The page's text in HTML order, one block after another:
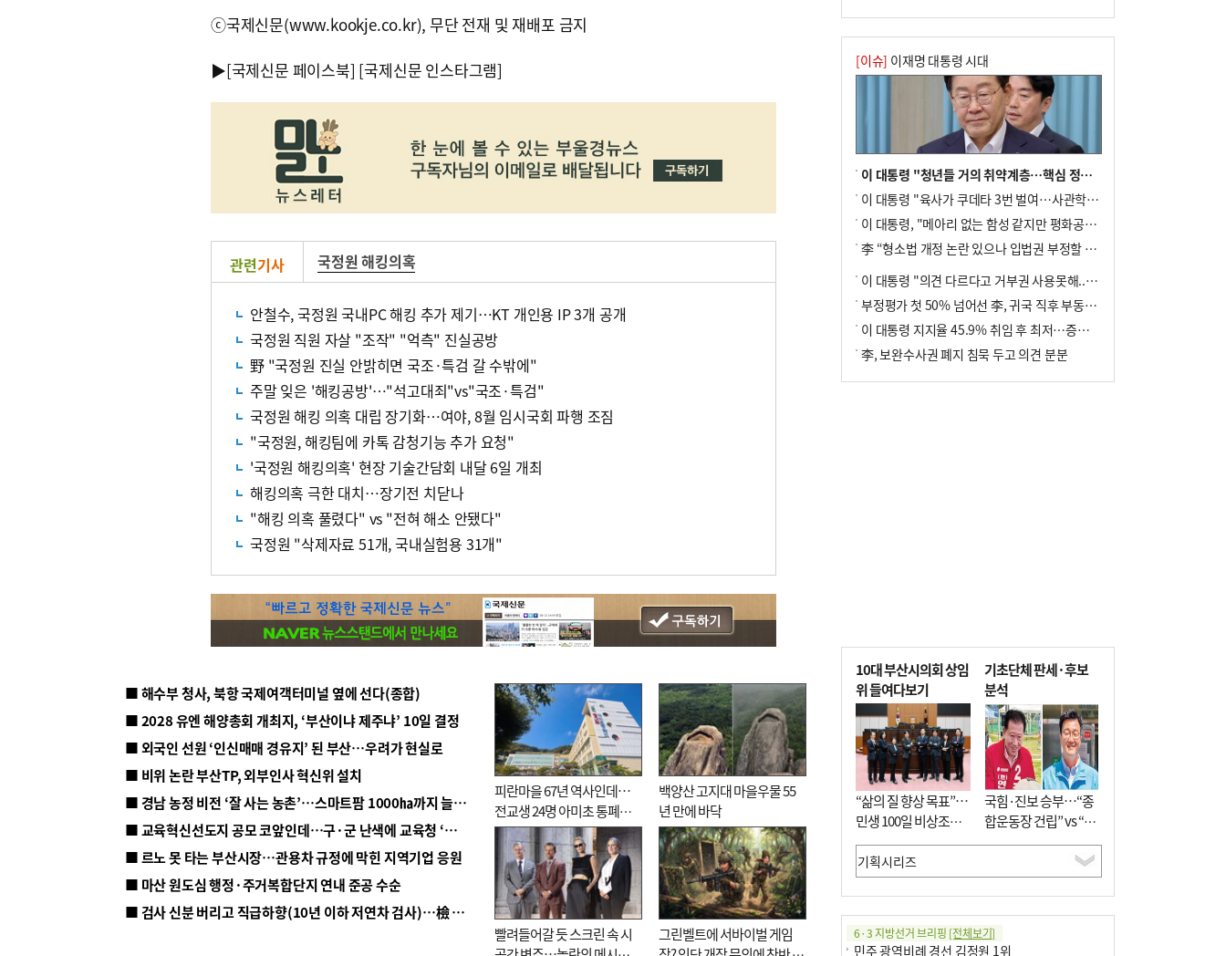
ⓒ국제신문(www.kookje.co.kr), 무단 전재 및 재배포 금지
▶[국제신문 페이스북] [국제신문 인스타그램]
관련기사 국정원 해킹의혹
안철수, 국정원 국내PC 해킹 추가 제기…KT 개인용 IP 3개 공개
국정원 직원 자살 "조작" "억측" 진실공방
野 "국정원 진실 안밝히면 국조·특검 갈 수밖에"
주말 잊은 '해킹공방'…"석고대죄"vs"국조·특검"
국정원 해킹 의혹 대립 장기화…여야, 8월 임시국회 파행 조짐
"국정원, 해킹팀에 카톡 감청기능 추가 요청"
'국정원 해킹의혹' 현장 기술간담회 내달 6일 개최
해킹의혹 극한 대치…장기전 치닫나
"해킹 의혹 풀렸다" vs "전혀 해소 안됐다"
국정원 "삭제자료 51개, 국내실험용 31개"
■ 해수부 청사, 북항 국제여객터미널 옆에 선다(종합)
■ 2028 유엔 해양총회 개최지, ‘부산이냐 제주냐’ 10일 결정
■ 외국인 선원 ‘인신매매 경유지’ 된 부산…우려가 현실로
■ 비위 논란 부산TP, 외부인사 혁신위 설치
■ 경남 농정 비전 ‘잘 사는 농촌’…스마트팜 1000㏊까지 늘린다
■ 교육혁신선도지 공모 코앞인데…구·군 난색에 교육청 ‘쩔쩔’
■ 르노 못 타는 부산시장…관용차 규정에 막힌 지역기업 응원
■ 마산 원도심 행정·주거복합단지 연내 준공 수순
■ 검사 신분 버리고 직급하향(10년 이하 저연차 검사)…檢 중수청행 기피
피란마을 67년 역사인데…
전교생 24명 아미초 통폐합
기로
백양산 고지대 마을우물 55
년 만에 바닥
빨려들어갈 듯 스크린 속 시
그린벨트에 서바이벌 게임
[이슈] 이재명 대통령 시대
이 대통령 "청년들 거의 취약계층…핵심 정책 재편""
이 대통령 "육사가 쿠데타 3번 벌여…사관학교 통합 신속히 추진"
이 대통령, "메아리 없는 함성 같지만 평화공존책 계속해야"
李 “형소법 개정 논란 있으나 입법권 부정할 만큼은 아냐”(종합)
이 대통령 "의견 다르다고 거부권 사용못해.. 입법권 부정할 상황이라 보기 어려워"
부정평가 첫 50% 넘어선 李, 귀국 직후 부동산·증시 점검(종합)
이 대통령 지지율 45.9% 취임 후 최저…증시 폭락·연임 개헌 논란 영향
李, 보완수사권 폐지 침묵 두고 의견 분분
10대 부산시의회 상임
위 들여다보기
“삶의 질 향상 목표”…
민생 100일 비상조치
면밀 심사
기초단체 판세·후보
분석
국힘·진보 승부…“종
합운동장 건립” vs “출
근 공공버스 도입”
6·3 지방선거 브리핑 [전체보기]
민주 광역비례 경선 김정원 1위